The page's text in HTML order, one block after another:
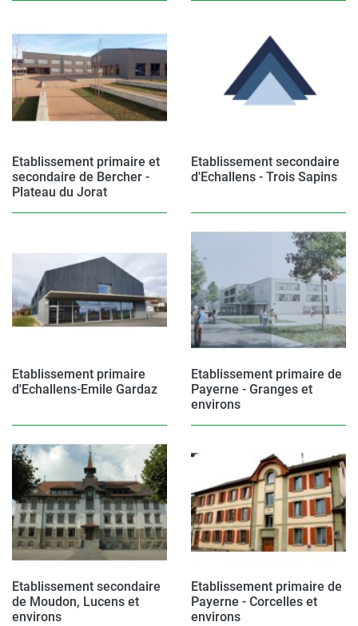
Etablissement primaire et
secondaire de Bercher -
Plateau du Jorat
Etablissement secondaire
d'Echallens - Trois Sapins
Etablissement primaire
d'Echallens-Emile Gardaz
Etablissement primaire de
Payerne - Granges et
environs
Etablissement secondaire
de Moudon, Lucens et
environs
Etablissement primaire de
Payerne - Corcelles et
environs